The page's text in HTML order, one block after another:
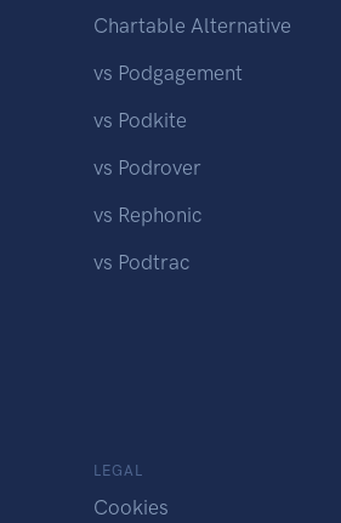
Chartable Alternative
vs Podgagement
vs Podkite
vs Podrover
vs Rephonic
vs Podtrac
LEGAL
Cookies